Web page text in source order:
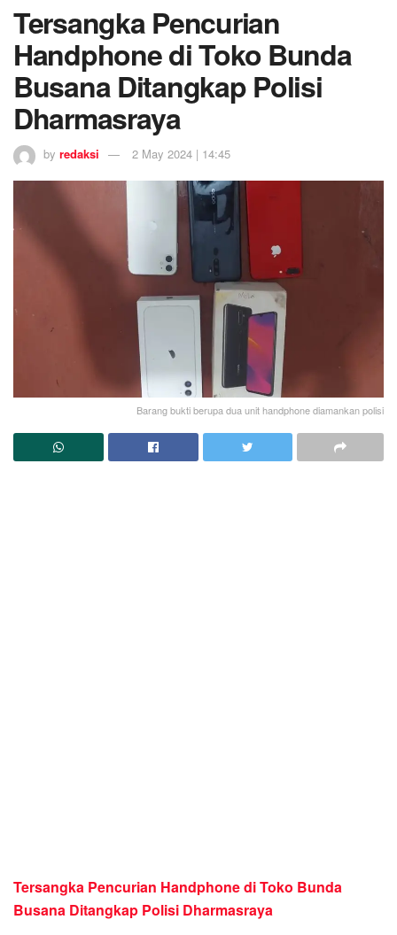
Tersangka Pencurian
Handphone di Toko Bunda
Busana Ditangkap Polisi
Dharmasraya
by redaksi 2 May 2024 | 14:45
Barang bukti berupa dua unit handphone diamankan polisi
Tersangka Pencurian Handphone di Toko Bunda
Busana Ditangkap Polisi Dharmasraya